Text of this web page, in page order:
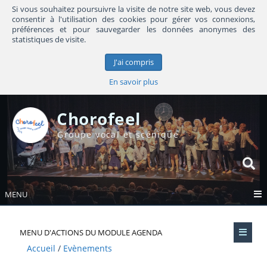
Si vous souhaitez poursuivre la visite de notre site web, vous devez
consentir à l'utilisation des cookies pour gérer vos connexions,
préférences et pour sauvegarder les données anonymes des
statistiques de visite.
J'ai compris
En savoir plus
Chorofeel
Groupe vocal et scénique
MENU
MENU D'ACTIONS DU MODULE AGENDA
Accueil Evènements